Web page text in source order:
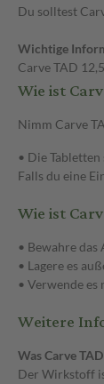
Du solltest
Wichtige
Carve TAD
Wie ist
Nimm Carve
• Die
Falls du eine
Wie ist
• Bewahre
• Lagere es
• Verwende es
Weitere
Was Carve
Der Wirkstoff